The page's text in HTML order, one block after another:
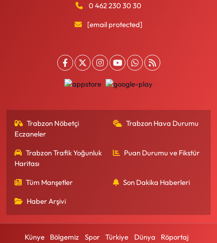
0 462 230 30 30
[email protected]
Trabzon Nöbetçi
Eczaneler
Trabzon Hava Durumu
Trabzon Trafik Yoğunluk
Haritası
Puan Durumu ve Fikstür
Tüm Manşetler Son Dakika Haberleri
Haber Arşivi
Künye Bölgemiz Spor Türkiye Dünya Röportaj